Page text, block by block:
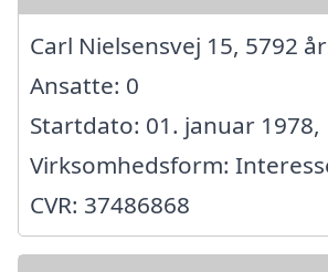
Carl Nielsensvej 15, 5792
Ansatte: 0
Startdato: 01. januar 1978,
Virksomhedsform:
CVR: 37486868